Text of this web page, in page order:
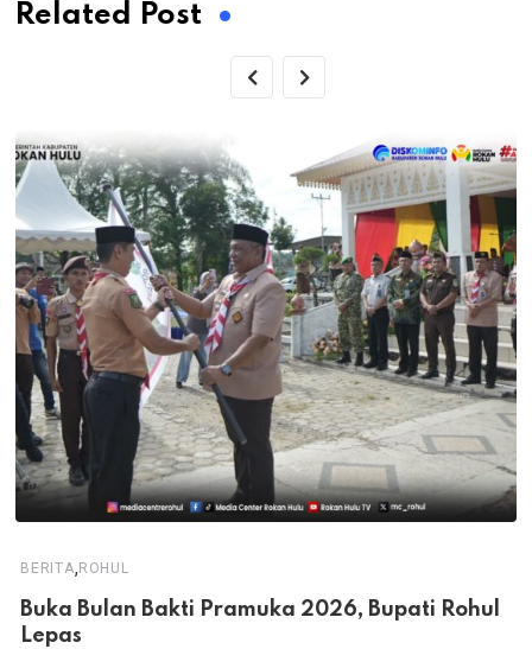
Related Post
BERITA,ROHUL
Buka Bulan Bakti Pramuka 2026, Bupati Rohul
Lepas